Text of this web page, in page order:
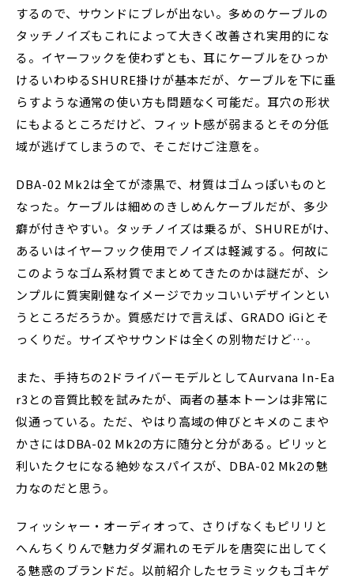
するので、サウンドにブレが出ない。多めのケーブルの
タッチノイズもこれによって大きく改善され実用的にな
る。イヤーフックを使わずとも、耳にケーブルをひっか
けるいわゆるSHURE掛けが基本だが、ケーブルを下に垂
らすような通常の使い方も問題なく可能だ。耳穴の形状
にもよるところだけど、フィット感が弱まるとその分低
域が逃げてしまうので、そこだけご注意を。
DBA-02 Mk2は全てが漆黒で、材質はゴムっぽいものと
なった。ケーブルは細めのきしめんケーブルだが、多少
癖が付きやすい。タッチノイズは乗るが、SHUREがけ、
あるいはイヤーフック使用でノイズは軽減する。何故に
このようなゴム系材質でまとめてきたのかは謎だが、シ
ンプルに質実剛健なイメージでカッコいいデザインとい
うところだろうか。質感だけで言えば、GRADO iGiとそ
っくりだ。サイズやサウンドは全くの別物だけど…。
また、手持ちの2ドライバーモデルとしてAurvana In-Ea
r3との音質比較を試みたが、両者の基本トーンは非常に
似通っている。ただ、やはり高域の伸びとキメのこまや
かさにはDBA-02 Mk2の方に随分と分がある。ピリッと
利いたクセになる絶妙なスパイスが、DBA-02 Mk2の魅
力なのだと思う。
フィッシャー・オーディオって、さりげなくもピリリと
へんちくりんで魅力ダダ漏れのモデルを唐突に出してく
る魅惑のブランドだ。以前紹介したセラミックもゴキゲ